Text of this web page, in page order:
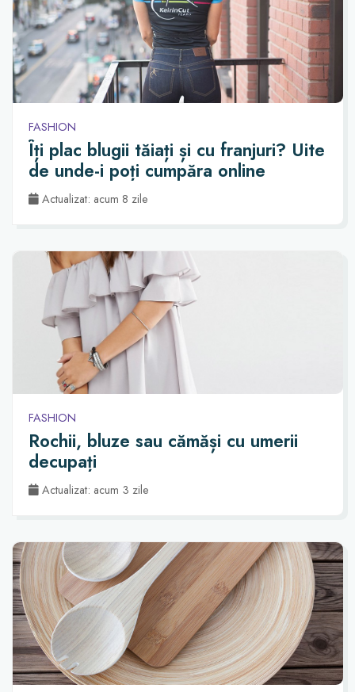
FASHION
Îți plac blugii tăiați și cu franjuri? Uite
de unde-i poți cumpăra online
Actualizat: acum 8 zile
FASHION
Rochii, bluze sau cămăși cu umerii
decupați
Actualizat: acum 3 zile